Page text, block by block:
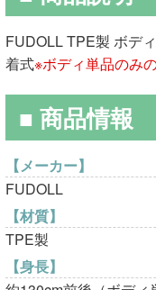
格
は
¥50,000
で
し
た。
価
格
は
FUDOLL TPE製 ボデ
着式※ボディ単品のみ
■ 商品情報
【メーカー】
FUDOLL
【材質】
TPE製
【身長】